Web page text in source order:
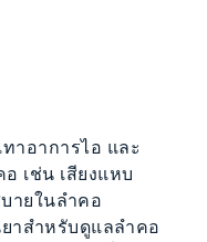
าอาการไอ และ
เช่น เสียงแหบ
ายในลำคอ
ยาสำหรับดูแลลำคอ